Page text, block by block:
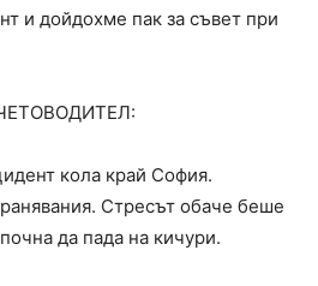
и дойдохме пак за съвет при
кола край София.
Стресът обаче беше
да пада на кичури.